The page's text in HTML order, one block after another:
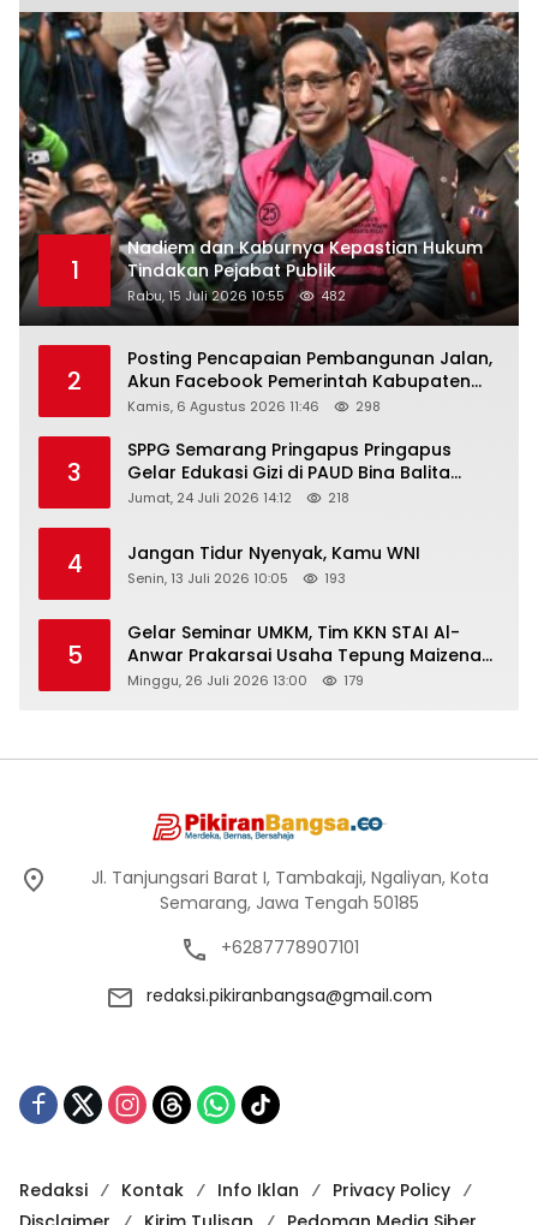
1
Nadiem dan Kaburnya Kepastian Hukum
Tindakan Pejabat Publik
Rabu, 15 Juli 2026 10:55 482
2
Posting Pencapaian Pembangunan Jalan,
Akun Facebook Pemerintah Kabupaten
Rembang “Dirujak” Warganet
Kamis, 6 Agustus 2026 11:46 298
3
SPPG Semarang Pringapus Pringapus
Gelar Edukasi Gizi di PAUD Bina Balita
Peringati Hari Anak Nasional 2026
Jumat, 24 Juli 2026 14:12 218
4 Jangan Tidur Nyenyak, Kamu WNI
Senin, 13 Juli 2026 10:05 193
5
Gelar Seminar UMKM, Tim KKN STAI Al-
Anwar Prakarsai Usaha Tepung Maizena
di Logung
Minggu, 26 Juli 2026 13:00 179
Jl. Tanjungsari Barat I, Tambakaji, Ngaliyan, Kota
Semarang, Jawa Tengah 50185
+6287778907101
redaksi.pikiranbangsa@gmail.com
Redaksi Kontak Info Iklan
Privacy Policy